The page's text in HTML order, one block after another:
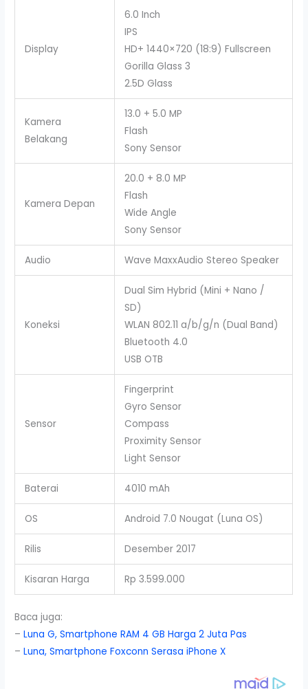
Display
6.0 Inch
IPS
HD+ 1440×720 (18:9) Fullscreen
Gorilla Glass 3
2.5D Glass
Kamera
Belakang
13.0 + 5.0 MP
Flash
Sony Sensor
Kamera Depan
20.0 + 8.0 MP
Flash
Wide Angle
Sony Sensor
Audio Wave MaxxAudio Stereo Speaker
Koneksi
Dual Sim Hybrid (Mini + Nano /
SD)
WLAN 802.11 a/b/g/n (Dual Band)
Bluetooth 4.0
USB OTB
Sensor
Fingerprint
Gyro Sensor
Compass
Proximity Sensor
Light Sensor
Baterai 4010 mAh
OS Android 7.0 Nougat (Luna OS)
Rilis Desember 2017
Kisaran Harga Rp 3.599.000
Baca juga:
–Luna G, Smartphone RAM 4 GB Harga 2 Juta Pas
–Luna, Smartphone Foxconn Serasa iPhone X